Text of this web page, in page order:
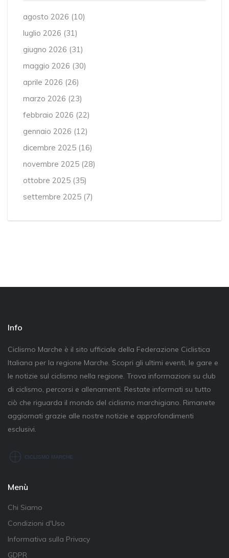
agosto 2026 (10)
luglio 2026 (31)
giugno 2026 (31)
maggio 2026 (30)
aprile 2026 (26)
marzo 2026 (23)
febbraio 2026 (22)
gennaio 2026 (12)
dicembre 2025 (16)
novembre 2025 (28)
ottobre 2025 (35)
settembre 2025 (7)
Info
Ciclismo Marche è il sito ufficiale della Federazione Ciclistica
Italiana per la regione Marche. Scopri gli ultimi eventi, le gare e
le notizie sul ciclismo nella regione. Trova informazioni su club
di ciclismo, percorsi e allenamenti. Restate informati su tutto
ciò che riguarda il mondo del ciclismo marchigiano. Rimanete
aggiornati grazie alle nostre notizie e approfondimenti
esclusivi.
Menù
Chi Siamo
Condizioni d'Uso
Informativa sulla Privacy
GDPR